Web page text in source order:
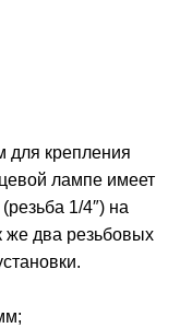
для крепления
лампе имеет
1/4″) на
два резьбовых